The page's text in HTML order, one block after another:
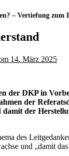
– Vertiefung zum
14. März 2025
der DKP in
der
damit der
des
und „damit